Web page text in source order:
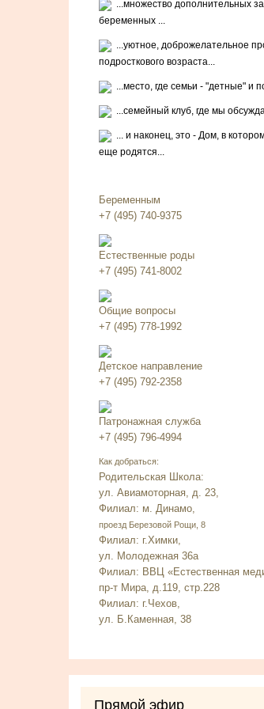
...множество дополнительных
беременных ...
...уютное, доброжелательное
подросткового возраста...
...место, где семьи - "детные" и
...семейный клуб, где мы
... и наконец, это - Дом, в
еще родятся...
Беременным
+7 (495) 740-9375
Естественные роды
+7 (495) 741-8002
Общие вопросы
+7 (495) 778-1992
Детское направление
+7 (495) 792-2358
Патронажная служба
+7 (495) 796-4994
Как добраться:
Родительская Школа:
ул. Авиамоторная, д. 23,
Филиал: м. Динамо,
проезд Березовой Рощи, 8
Филиал: г.Химки,
ул. Молодежная 36а
Филиал: ВВЦ «Естественная
пр-т Мира, д.119, стр.228
Филиал: г.Чехов,
ул. Б.Каменная, 38
Прямой эфир